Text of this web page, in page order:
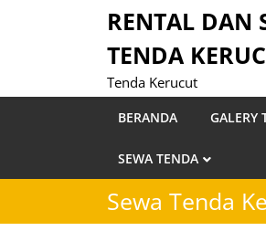
RENTAL DAN
TENDA
Tenda Kerucut
BERANDA GALERY
SEWA TENDA
Sewa Tenda